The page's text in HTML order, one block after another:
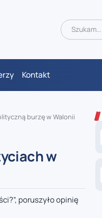
Kontakt
burzę w Walonii
w
poruszyło opinię